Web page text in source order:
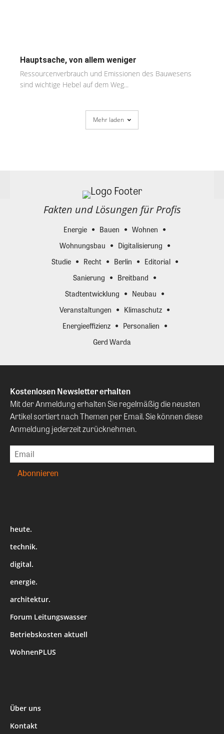
Hauptsache, von allem weniger
Ressourcenverbrauch und Emissionen des Bauwesens
sind wichtige Hebel auf dem Weg...
Mehr laden
Fakten und Lösungen für Profis
Energie Bauen
Wohnen
Wohnungsbau
Digitalisierung
Studie
Recht Berlin
Editorial
Sanierung
Breitband
Stadtentwicklung
Neubau
Veranstaltungen
Klimaschutz
Energieeffizienz
Personalien
Gerd Warda
Kostenlosen Newsletter erhalten
Mit der Anmeldung erhalten Sie regelmäßig die neusten
Artikel sortiert nach Themen per Email. Sie können diese
Anmeldung jederzeit zurücknehmen.
heute.
technik.
digital.
energie.
architektur.
Forum Leitungswasser
Betriebskosten aktuell
WohnenPLUS
Über uns
Kontakt